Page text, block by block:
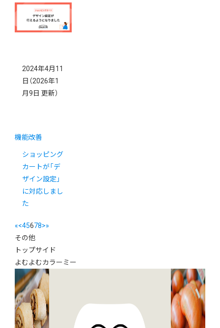
2024年4月11
日 （2026年1
月9日 更新）
機能改善
ショッピング
カートが「デ
ザイン設定」
に対応しまし
た
«<45678>»
その他
トップサイド
よむよむカラーミー